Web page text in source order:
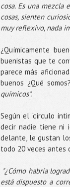
cosa. Es una mezcla
cosas, sienten
muy reflexivo, nada
¿Químicamente
buenistas que te
parece más
buenos ¿Qué
químicos".
Según el "círculo
decir nadie tiene ni
delante, le gustan
todo 20 veces antes
"¿Cómo habría
está dispuesto a